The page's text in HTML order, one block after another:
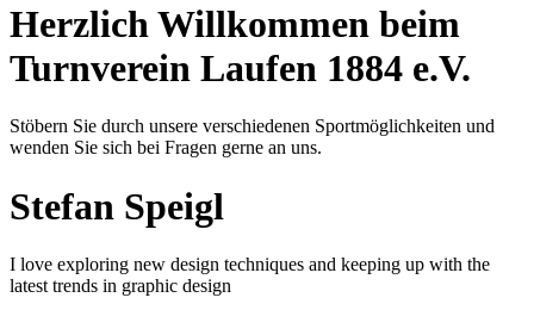
Herzlich Willkommen beim
Turnverein Laufen 1884 e.V.
Stöbern Sie durch unsere verschiedenen Sportmöglichkeiten und
wenden Sie sich bei Fragen gerne an uns.
Stefan Speigl
I love exploring new design techniques and keeping up with the
latest trends in graphic design